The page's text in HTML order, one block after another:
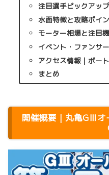
注目選手ピックアッ
水面特徴と攻略ポイ
モーター相場と注目機
イベント・ファンサ
アクセス情報｜ボー
まとめ
開催概要｜丸亀GⅢオ